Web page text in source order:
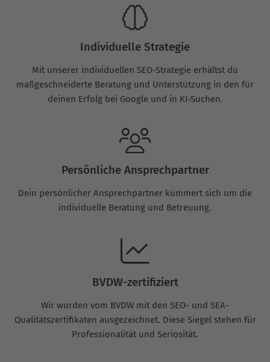
Individuelle Strategie
Mit unserer individuellen SEO-Strategie erhältst du
maßgeschneiderte Beratung und Unterstützung in den für
deinen Erfolg bei Google und in KI-Suchen.
Persönliche Ansprechpartner
Dein persönlicher Ansprechpartner kümmert sich um die
individuelle Beratung und Betreuung.
BVDW-zertifiziert
Wir wurden vom BVDW mit den SEO- und SEA-
Qualitätszertifikaten ausgezeichnet. Diese Siegel stehen für
Professionalität und Seriosität.